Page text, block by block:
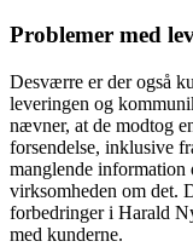
Problemer med
Desværre er der også
leveringen og
nævner, at de modtog
forsendelse, inklusive
manglende
virksomheden om det.
forbedringer i Harald
med kunderne.